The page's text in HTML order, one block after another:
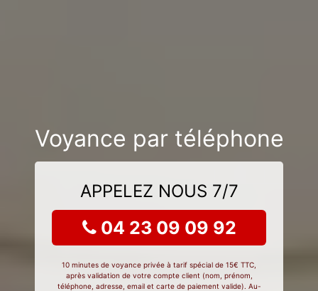
Voyance par téléphone
APPELEZ NOUS 7/7
04 23 09 09 92
10 minutes de voyance privée à tarif spécial de 15€ TTC,
après validation de votre compte client (nom, prénom,
téléphone, adresse, email et carte de paiement valide). Au-